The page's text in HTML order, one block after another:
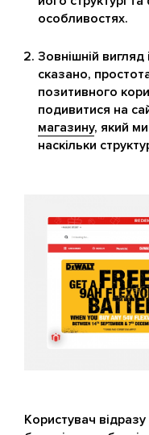
особливостях.
Зовнішній
сказано,
позитивного
подивитися на
магазину, який
наскільки
Користувач